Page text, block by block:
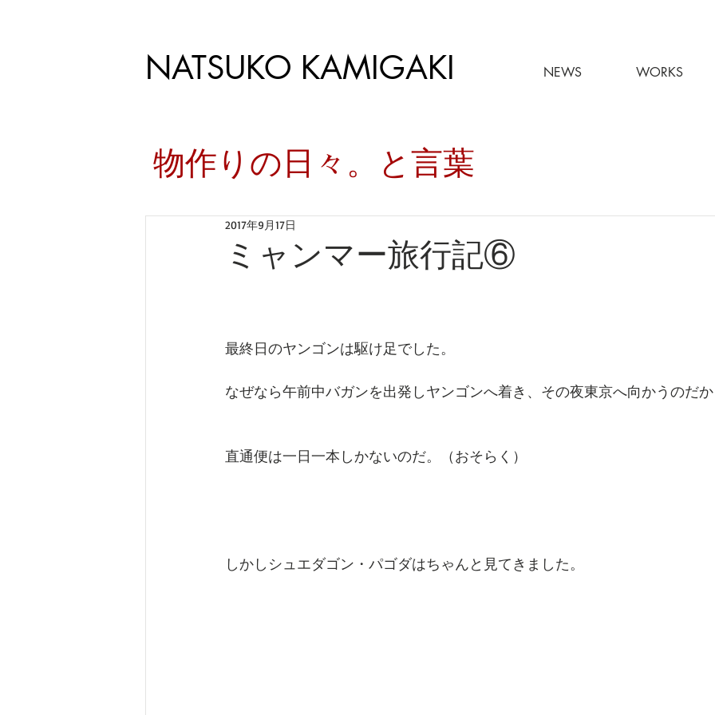
NATSUKO KAMIGAKI NEWS WORKS
​物作りの日々。と言葉
ミャンマー旅行記⑥
2017年9月17日
最終日のヤンゴンは駆け足でした。
なぜなら午前中バガンを出発しヤンゴンへ着き、その夜東京へ向かうのだ
直通便は一日一本しかないのだ。（おそらく）
しかしシュエダゴン・パゴダはちゃんと見てきました。